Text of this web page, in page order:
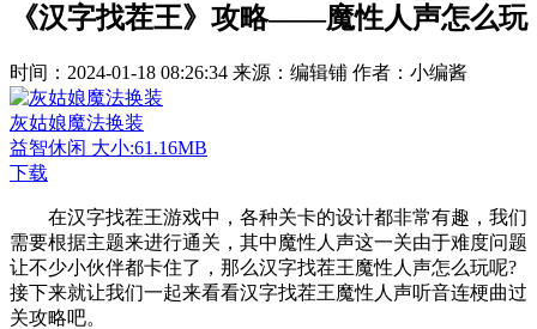
《汉字找茬王》攻略——魔性人声怎么玩
时间：2024-01-18 08:26:34 来源：编辑铺 作者：小编酱
灰姑娘魔法换装
益智休闲 大小:61.16MB
下载
在汉字找茬王游戏中，各种关卡的设计都非常有趣，我们
需要根据主题来进行通关，其中魔性人声这一关由于难度问题
让不少小伙伴都卡住了，那么汉字找茬王魔性人声怎么玩呢?
接下来就让我们一起来看看汉字找茬王魔性人声听音连梗曲过
关攻略吧。